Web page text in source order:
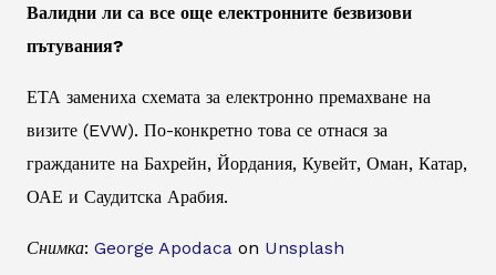
Валидни ли са все още електронните безвизови
пътувания?
ЕТА замениха схемата за електронно премахване на
визите (EVW). По-конкретно това се отнася за
гражданите на Бахрейн, Йордания, Кувейт, Оман, Катар,
ОАЕ и Саудитска Арабия.
Снимка: George Apodaca on Unsplash